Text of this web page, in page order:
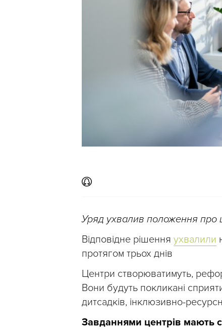
Уряд ухвалив положення про
Відповідне рішення ухвалили
протягом трьох днів
Центри створюватимуть,
Вони будуть покликані
дитсадків, інклюзивно-
Завданнями центрів мають